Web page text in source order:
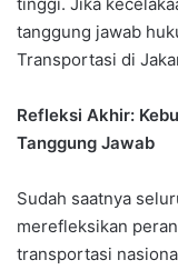
tanggung jawab
Transportasi di
Refleksi Akhir:
Tanggung Jawab
Sudah saatnya
merefleksikan
transportasi